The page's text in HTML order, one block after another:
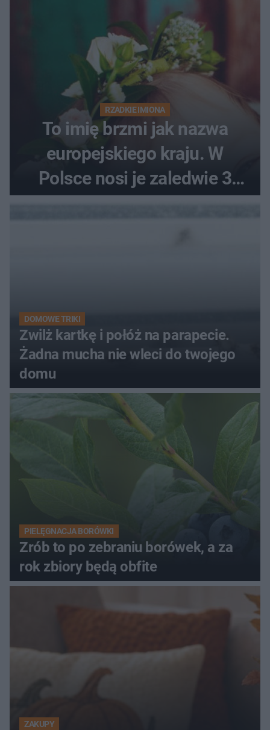
RZADKIE IMIONA
To imię brzmi jak nazwa
europejskiego kraju. W
Polsce nosi je zaledwie 3
DOMOWE TRIKI
Zwilż kartkę i połóż na parapecie.
Żadna mucha nie wleci do twojego
domu
PIELĘGNACJA BORÓWKI
Zrób to po zebraniu borówek, a za
rok zbiory będą obfite
ZAKUPY